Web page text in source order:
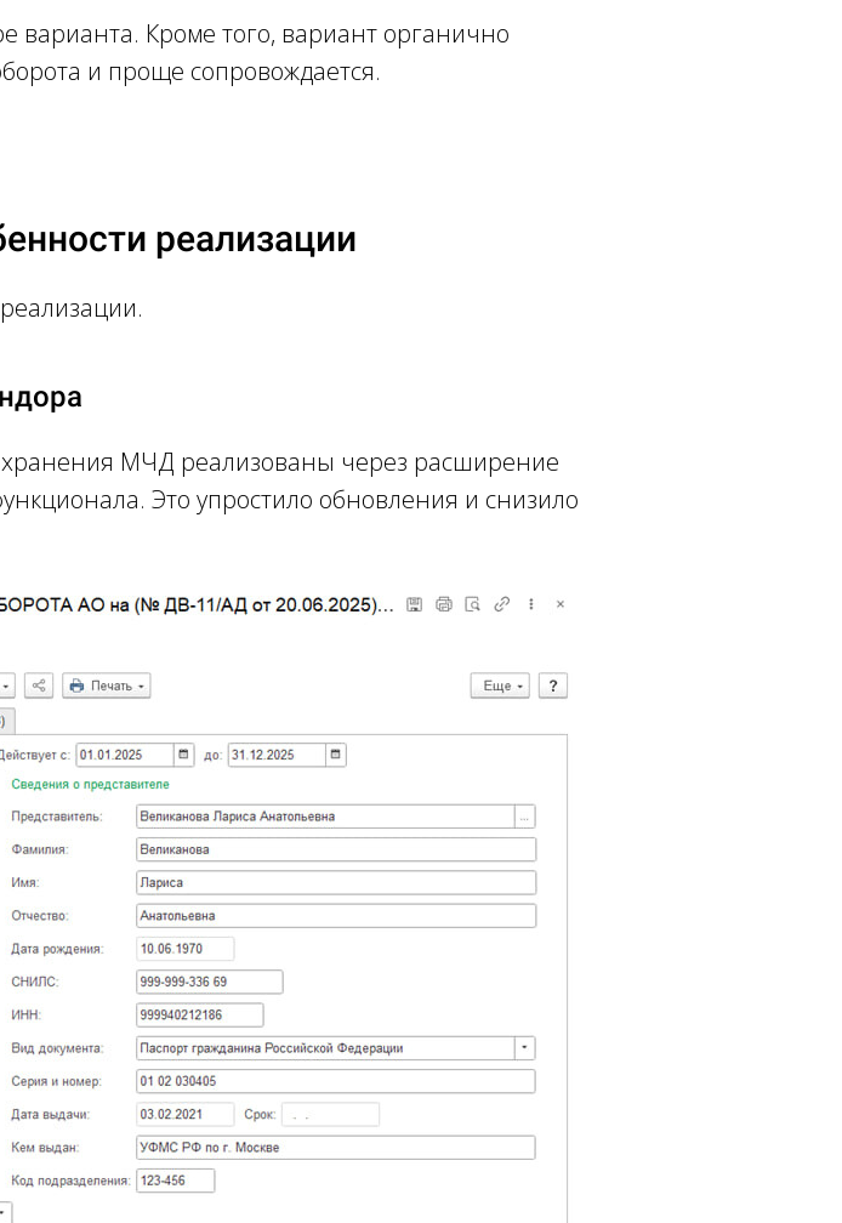
Кроме того, вариант органично
и проще сопровождается.
реализации
МЧД реализованы через расширение
Это упростило обновления и снизило